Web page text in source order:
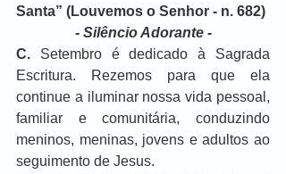
Santa” (Louvemos o Senhor - n. 682)
- Silêncio Adorante -
C. Setembro é dedicado à Sagrada
Escritura. Rezemos para que ela
continue a iluminar nossa vida pessoal,
familiar e comunitária, conduzindo
meninos, meninas, jovens e adultos ao
seguimento de Jesus.